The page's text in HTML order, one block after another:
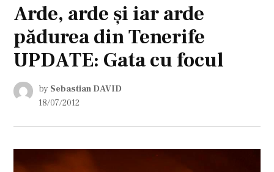
Arde, arde și iar arde
pădurea din Tenerife
UPDATE: Gata cu focul
by Sebastian DAVID
18/07/2012